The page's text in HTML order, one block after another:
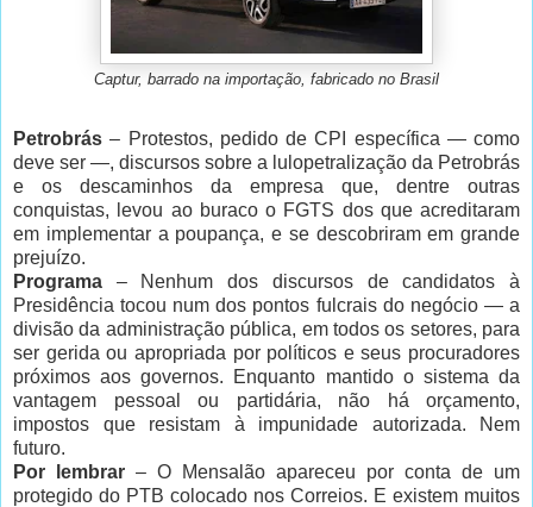
Captur, barrado na importação, fabricado no Brasil
Petrobrás – Protestos, pedido de CPI específica — como
deve ser —, discursos sobre a lulopetralização da Petrobrás
e os descaminhos da empresa que, dentre outras
conquistas, levou ao buraco o FGTS dos que acreditaram
em implementar a poupança, e se descobriram em grande
prejuízo.
Programa – Nenhum dos discursos de candidatos à
Presidência tocou num dos pontos fulcrais do negócio — a
divisão da administração pública, em todos os setores, para
ser gerida ou apropriada por políticos e seus procuradores
próximos aos governos. Enquanto mantido o sistema da
vantagem pessoal ou partidária, não há orçamento,
impostos que resistam à impunidade autorizada. Nem
futuro.
Por lembrar – O Mensalão apareceu por conta de um
protegido do PTB colocado nos Correios. E existem muitos